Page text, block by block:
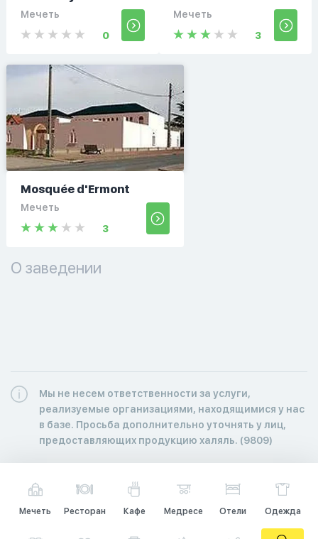
Мечеть
0
Мечеть
3
Mosquée d'Ermont
Мечеть
3
О заведении
Мы не несем ответственности за услуги,
реализуемые организациями, находящимися у нас
в базе. Просьба дополнительно уточнять у лиц,
предоставляющих продукцию халяль. (9809)
Мечеть Ресторан Кафе Медресе Отели Одежда